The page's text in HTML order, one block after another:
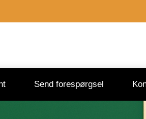
Send forespørgsel